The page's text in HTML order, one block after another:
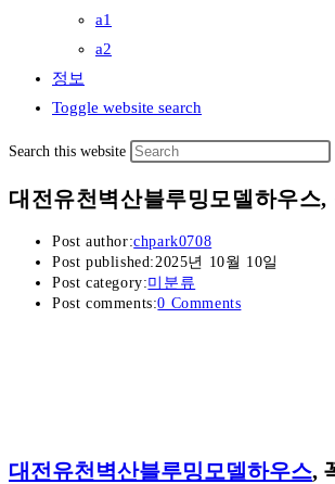
a1
a2
정보
Toggle website search
Search this website
대전유천벽산블루밍모델하우스
Post author:chpark0708
Post published:2025년 10월 10일
Post category:미분류
Post comments:0 Comments
대전유천벽산블루밍모델하우스,